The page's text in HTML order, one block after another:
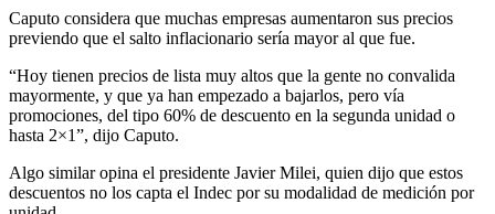
Caputo considera que muchas empresas aumentaron sus precios
previendo que el salto inflacionario sería mayor al que fue.
“Hoy tienen precios de lista muy altos que la gente no convalida
mayormente, y que ya han empezado a bajarlos, pero vía
promociones, del tipo 60% de descuento en la segunda unidad o
hasta 2×1”, dijo Caputo.
Algo similar opina el presidente Javier Milei, quien dijo que estos
descuentos no los capta el Indec por su modalidad de medición por